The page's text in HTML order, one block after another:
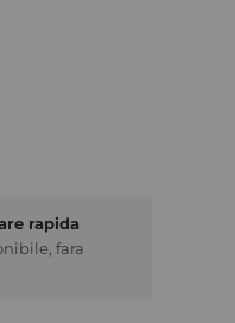
rapida
fara